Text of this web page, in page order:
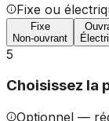
Fixe ou
Fixe
Non-ouvrant
5
Choisissez la
Optionnel —